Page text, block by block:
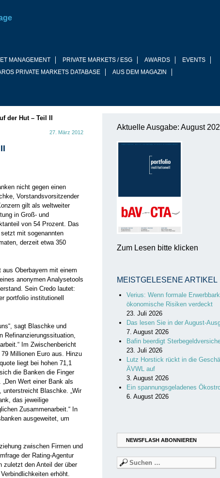
MANAGEMENT PRIVATE MARKETS / ESG AWARDS
EVENTS
PRIVATE MARKETS DATABASE AUS DEM MAGAZIN
der Hut – Teil II
27. März 2012
nicht gegen einen
Vorstandsvorsitzender
gilt als weltweiter
in Groß- und
von 54 Prozent. Das
mit ­sogenannten
derzeit etwa 350
Oberbayern mit einem
anonymen Analysetools
Sein Credo lautet:
portfolio institutionell
sagt Blaschke und
Refinanzierungssituation,
Im Zwischenbericht
Millionen Euro aus. Hinzu
liegt bei hohen 71,1
die Banken die ­Finger
Wert einer Bank als
unterstreicht Blaschke. „Wir
das jeweilige
Zusammenarbeit.“ In
ausgeweitet, um
zwischen Firmen und
der Rating-Agentur
zuletzt den ­Anteil der über
erhöht.
Aktuelle Ausgabe: August
Zum Lesen bitte klicken
MEISTGELESENE ARTIKEL
Verius: Wenn formale
ökonomische Risiken verdeckt
23. Juli 2026
Das lesen Sie in der August-
7. August 2026
Bafin beerdigt
23. Juli 2026
Lutz Horstick rückt in die
ÄVWL auf
3. August 2026
Ein spannungsgeladenes
6. August 2026
NEWSFLASH ABONNIEREN
Suchen
nach: